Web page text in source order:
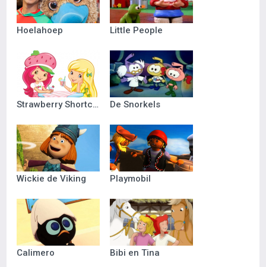
Hoelahoep Little People
Strawberry Shortcake De Snorkels
Wickie de Viking Playmobil
Calimero Bibi en Tina